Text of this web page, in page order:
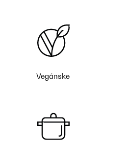
Vegánske